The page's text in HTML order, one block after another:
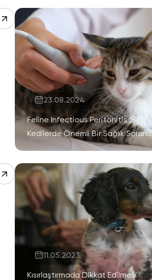
23.08.2024
Feline Infectious Peritonitis (FIP):
Kedilerde Önemli Bir Sağlık Sorunu
11.05.2023
Kısırlaştırmada Dikkat Edilmesi